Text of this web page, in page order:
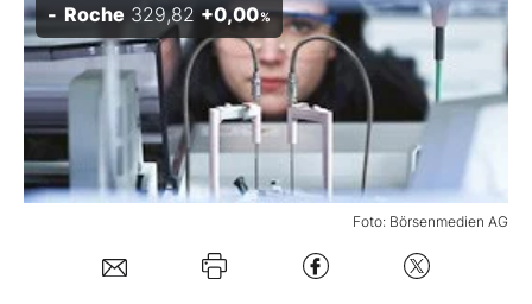
Experten
Mein B:O
Mein Konto
Folgen Sie uns
Foto: Börsenmedien AG
Roche 329,82 +0,00%